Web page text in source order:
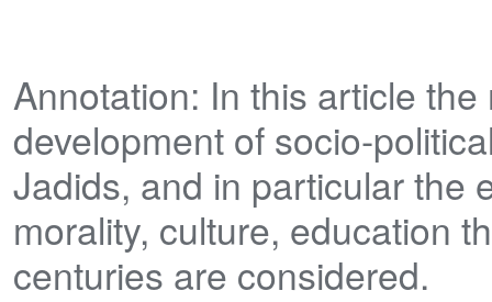
Annotation: In this article
development of socio-
Jadids, and in particular the
morality, culture, education
centuries are considered.